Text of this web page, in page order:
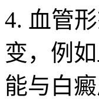
4. 血管
变，例
能与白